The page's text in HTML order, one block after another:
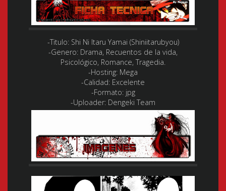
-Titulo:Shi Ni Itaru Yamai (Shiniitarubyou)
-Genero: Drama, Recuentos de la vida,
Psicológico, Romance, Tragedia.
-Hosting: Mega
-Calidad: Excelente
-Formato:jpg
-Uploader: Dengeki Team